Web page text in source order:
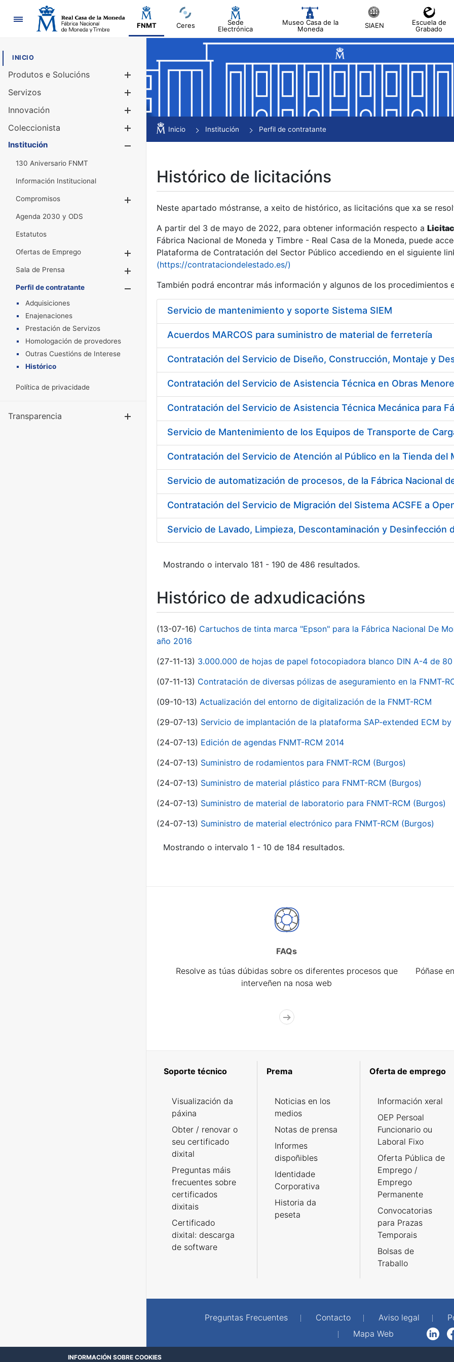
Navegación
FNMT Ceres
Sede
Electrónica
Museo Casa de la
Moneda
SIAEN
Escuela de
Grabado
INICIO
Produtos e Solucións
Mostrar/Ocultar
Servizos
Innovación
Coleccionista
Mostrar/Ocultar
Institución
130 Aniversario FNMT
Información Institucional
Compromisos
Agenda 2030 y ODS
Estatutos
Ofertas de Emprego
Mostrar/Ocultar
Sala de Prensa
Mostrar/Ocultar
Perfil de contratante
Mostrar/Ocultar
Adquisiciones
Enajenaciones
Prestación de Servizos
Homologación de provedores
Outras Cuestións de Interese
Histórico
Política de privacidade
Transparencia
Inicio Institución Perfil de contratante
Histórico de licitacións
Neste apartado móstranse, a xeito de histórico, as licitacións que xa se
A partir del 3 de mayo de 2022, para obtener información respecto a
Fábrica Nacional de Moneda y Timbre - Real Casa de la Moneda, puede
Plataforma de Contratación del Sector Público accediendo en el siguiente
(https://contrataciondelestado.es/)
También podrá encontrar más información y algunos de los procedimientos
Servicio de mantenimiento y soporte Sistema SIEM
Acuerdos MARCOS para suministro de material de ferretería
Contratación del Servicio de Asistencia Técnica en Obras
Contratación del Servicio de Asistencia Técnica Mecánica para
Servicio de Mantenimiento de los Equipos de Transporte de
Servicio de automatización de procesos, de la Fábrica Nacional
Contratación del Servicio de Migración del Sistema ACSFE a
Mostrando o intervalo 181 - 190 de 486 resultados.
Histórico de adxudicacións
(13-07-16) Cartuchos de tinta marca "Epson" para la Fábrica Nacional De
año 2016
(27-11-13) 3.000.000 de hojas de papel fotocopiadora blanco DIN A-4 de 80
(07-11-13) Contratación de diversas pólizas de aseguramiento en la FNMT-
(09-10-13) Actualización del entorno de digitalización de la FNMT-RCM
(29-07-13) Servicio de implantación de la plataforma SAP-extended ECM by
(24-07-13) Edición de agendas FNMT-RCM 2014
(24-07-13) Suministro de rodamientos para FNMT-RCM (Burgos)
(24-07-13) Suministro de material plástico para FNMT-RCM (Burgos)
(24-07-13) Suministro de material de laboratorio para FNMT-RCM (Burgos)
(24-07-13) Suministro de material electrónico para FNMT-RCM (Burgos)
Mostrando o intervalo 1 - 10 de 184 resultados.
FAQs
Resolve as túas dúbidas sobre os diferentes procesos que
interveñen na nosa web
Póñase
Soporte técnico
Visualización da
páxina
Obter / renovar o
seu certificado
dixital
Preguntas máis
frecuentes sobre
certificados
dixitais
Certificado
dixital: descarga
de software
Prema
Noticias en los
medios
Notas de prensa
Informes
dispoñibles
Identidade
Corporativa
Historia da
peseta
Oferta de emprego
Información xeral
OEP Persoal
Funcionario ou
Laboral Fixo
Oferta Pública de
Emprego /
Emprego
Permanente
Convocatorias
para Prazas
Temporais
Bolsas de
Traballo
Preguntas Frecuentes Contacto Aviso legal
Mapa Web
LinkedInFacebook
INFORMACIÓN SOBRE COOKIES